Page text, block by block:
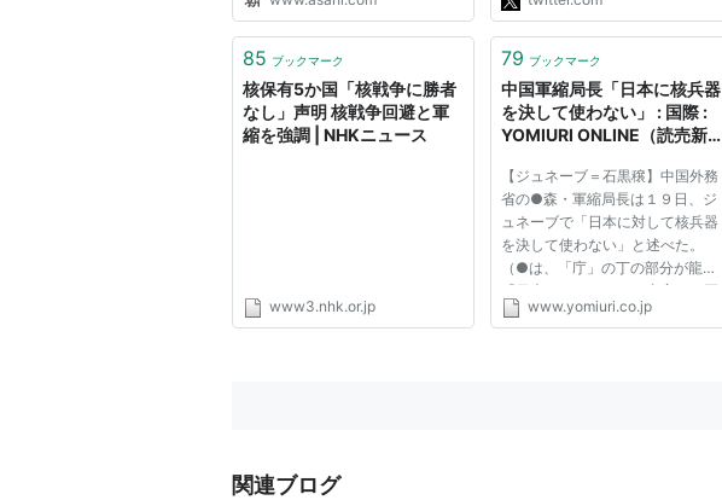
85 ブックマーク
核保有5か国「核戦争に勝者
なし」声明 核戦争回避と軍
縮を強調 | NHKニュース
www3.nhk.or.jp
79 ブックマーク
中国軍縮局長「日本に核兵器
を決して使わない」 : 国際 :
YOMIURI ONLINE（読売新
【ジュネーブ＝石黒穣】中国外務
省の●森・軍縮局長は１９日、ジ
ュネーブで「日本に対して核兵器
を決して使わない」と述べた。
（●は、「庁」の丁の部分が龍）
「日本メディアにこの事実や、両
国民の友好の必要性を広めて欲し
www.yomiuri.co.jp
関連ブログ